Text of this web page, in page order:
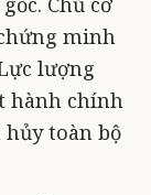
minh
lượng
hành chính
toàn bộ